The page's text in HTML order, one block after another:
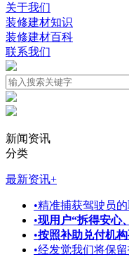
关于我们
装修建材知识
装修建材百科
联系我们
新闻资讯
分类
最新资讯+
•精准捕获驾驶员
•现用户“拆得安心
•按照补助兑付机
•经发觉我们将保